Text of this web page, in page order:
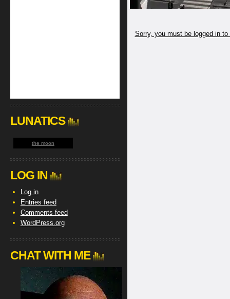
Sorry, you must be logged in
LUNATICS
the moon
LOG IN
Log in
Entries feed
Comments feed
WordPress.org
CHAT WITH ME